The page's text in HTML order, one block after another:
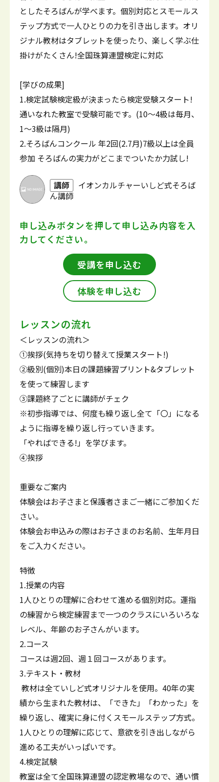
としたそろばんが学べます。個別対応とスモールス
テップ方式で一人ひとりの力を引き出します。オリ
ジナル教材はタブレットを使ったり、楽しく学ぶ仕
掛けがたくさん!全国珠算連盟検定に対応
[学びの成果]
1.検定試験検定級が決まったら検定受験スタート!
通いなれた教室で受験可能です。(10～4級は毎月、
1～3級は隔月)
2.そろばんコンクール 年2回(2.7月)7級以上は全員
参加 そろばんの実力がどこまでついたか力試し!
講師
イオンカルチャーいしど式そろば
ん講師
申し込みボタンを押して申し込み内容を入
力してください。
受講を申し込む
体験を申し込む
レッスンの流れ
＜レッスンの流れ＞
①挨拶(気持ちを切り替えて授業スタート!)
②級別(個別)本日の課題練習プリント&タブレット
を使って練習します
③課題終了ごとに講師がチェク
※初歩指導では、何度も繰り返し全て「〇」になる
ように指導を繰り返し行っていきます。
「やればできる!」を学びます。
④挨拶
重要なご案内
体験会はお子さまと保護者さまご一緒にご参加くだ
さい。
体験会お申込みの際はお子さまのお名前、生年月日
をご入力ください。
特徴
1.授業の内容
1人ひとりの理解に合わせて進める個別対応。運指
の練習から検定練習まで一つのクラスにいろいろな
レベル、年齢のお子さんがいます。
2.コース
コースは週2回、週１回コースがあります。
3.テキスト・教材
教材は全ていしど式オリジナルを使用。40年の実
績から生まれた教材は、「できた」「わかった」を
繰り返し、確実に身に付くスモールステップ方式。
1人ひとりの理解に応じて、意欲を引き出しながら
進める工夫がいっぱいです。
4.検定試験
教室は全て全国珠算連盟の認定教場なので、通い慣